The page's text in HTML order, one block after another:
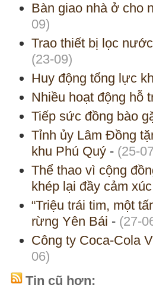
Bàn giao nhà ở cho
09)
Trao thiết bị lọc
(23-09)
Huy động tổng lực
Nhiều hoạt động hỗ
Tiếp sức đồng bào
Tỉnh ủy Lâm Đồng
khu Phú Quý - (25-
Thể thao vì cộng
khép lại đầy cảm xúc
“Triệu trái tim, một
rừng Yên Bái - (27-
Công ty Coca-Cola
06)
Tin cũ hơn: